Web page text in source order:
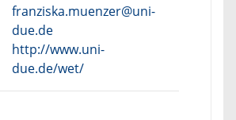
franziska.muenzer@uni-
due.de
http://www.uni-
due.de/wet/